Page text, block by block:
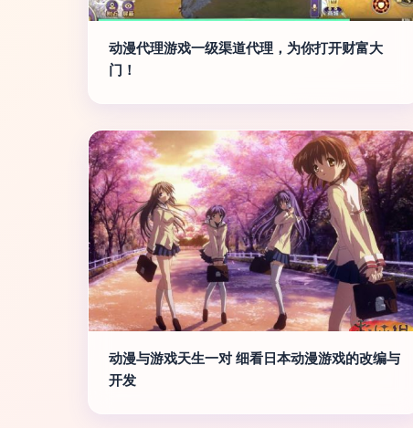
动漫代理游戏一级渠道代理，为你打开财富大
门！
动漫与游戏天生一对 细看日本动漫游戏的改编与
开发